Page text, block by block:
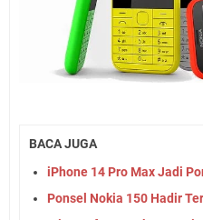
BACA JUGA
iPhone 14 Pro Max Jadi
Ponsel Nokia 150 Hadir